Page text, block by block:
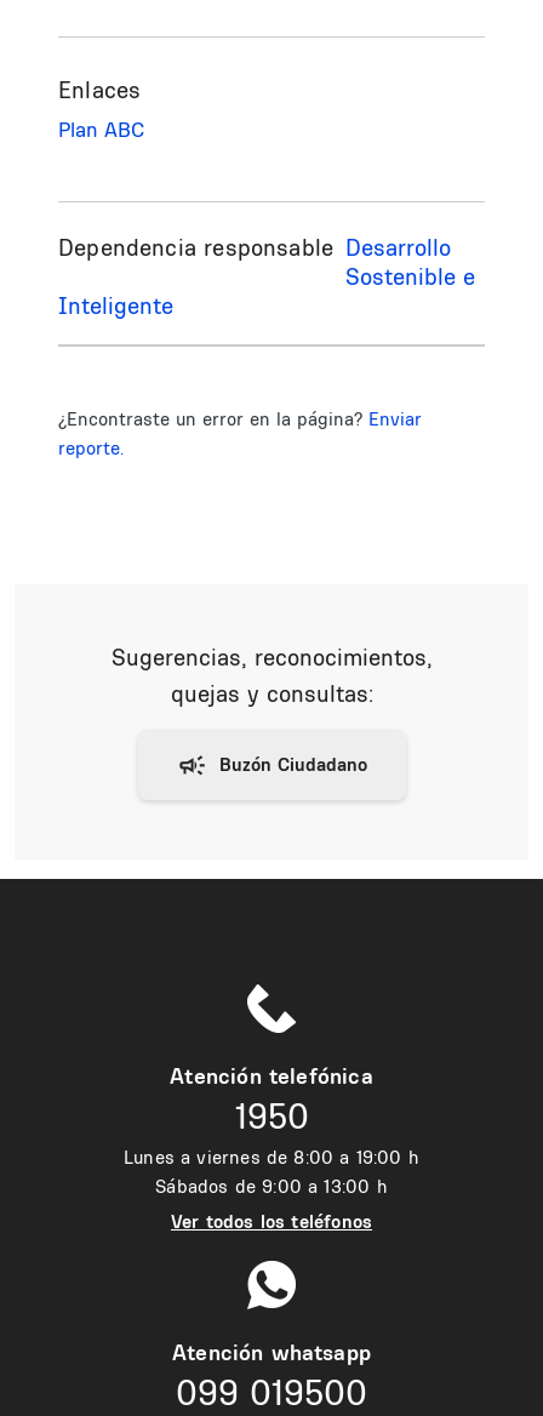
Enlaces
Plan ABC
Dependencia responsable Desarrollo
Sostenible e
Inteligente
¿Encontraste un error en la página? Enviar
reporte.
Sugerencias, reconocimientos,
quejas y consultas:
Atención telefónica
1950
Lunes a viernes de 8:00 a 19:00 h
Sábados de 9:00 a 13:00 h
Ver todos los teléfonos
Atención whatsapp
099 019500